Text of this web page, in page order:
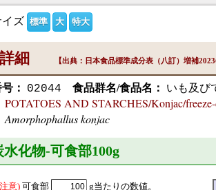
ズ 標準 大 特大
細 【出典：日本食品標準成分表（八訂）増補
： 02044 食品群名/食品名：
いも及び
POTATOES AND STARCHES/Konjac/
Amorphophallus konjac
水化物-可食部100g
可食部 g当たりの数値。